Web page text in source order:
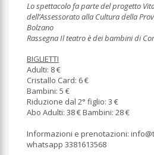
Lo spettacolo fa parte del progetto
dell’Assessorato alla Cultura della
Bolzano
Rassegna Il teatro è dei bambini di
BIGLIETTI
Adulti: 8 €
Cristallo Card: 6 €
Bambini: 5 €
Riduzione dal 2° figlio: 3 €
Abo Adulti: 38 € Bambini: 28 €
Informazioni e prenotazioni:
whatsapp 3381613568